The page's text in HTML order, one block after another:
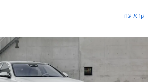
ושלל שינויים עמוקים ומהותיים.
קרא עוד